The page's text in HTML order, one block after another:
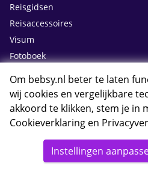
Reisgidsen
Reisaccessoires
Visum
Fotoboek
Contact
Openingstijden
Om bebsy.nl beter te laten
wij cookies en vergelijkbare
akkoord te klikken, stem je in
Cookieverklaring en
Instellingen